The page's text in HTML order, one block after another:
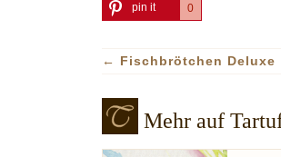
pin it 0
← Fischbrötchen Deluxe
Mehr auf